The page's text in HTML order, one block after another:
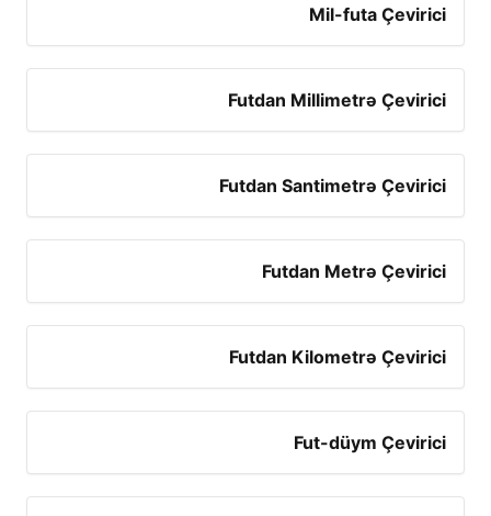
Mil-futa Çevirici
Futdan Millimetrə Çevirici
Futdan Santimetrə Çevirici
Futdan Metrə Çevirici
Futdan Kilometrə Çevirici
Fut-düym Çevirici